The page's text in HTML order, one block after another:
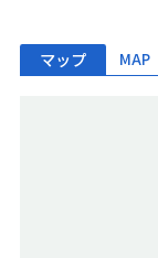
マップ MAP